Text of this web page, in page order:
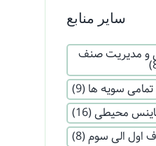
سایر منابع
و مدیریت صنف
تمامی سویه ها (9)
محیطی (16)
اول الی سوم (8)